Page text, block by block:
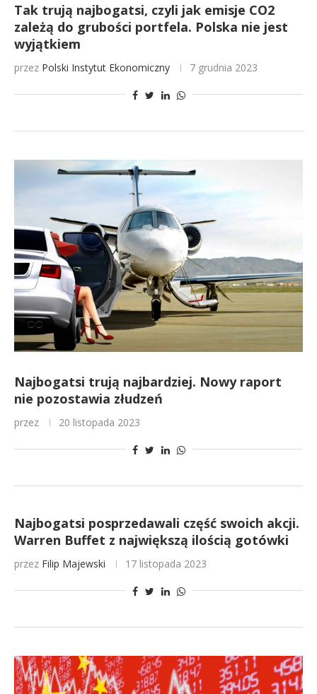
Tak trują najbogatsi, czyli jak emisje CO2
zależą do grubości portfela. Polska nie jest
wyjątkiem
przez Polski Instytut Ekonomiczny 7 grudnia 2023
Najbogatsi trują najbardziej. Nowy raport
nie pozostawia złudzeń
przez 20 listopada 2023
Najbogatsi posprzedawali część swoich akcji.
Warren Buffet z największą ilością gotówki
przez Filip Majewski 17 listopada 2023